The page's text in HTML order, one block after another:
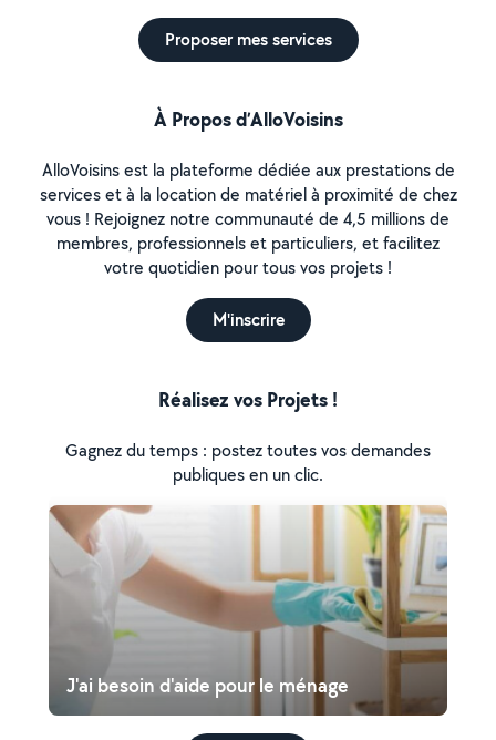
Proposer mes services
À Propos d’AlloVoisins
AlloVoisins est la plateforme dédiée aux prestations de
services et à la location de matériel à proximité de chez
vous ! Rejoignez notre communauté de 4,5 millions de
membres, professionnels et particuliers, et facilitez
votre quotidien pour tous vos projets !
M'inscrire
Réalisez vos Projets !
Gagnez du temps : postez toutes vos demandes
publiques en un clic.
J'ai besoin d'aide pour le ménage